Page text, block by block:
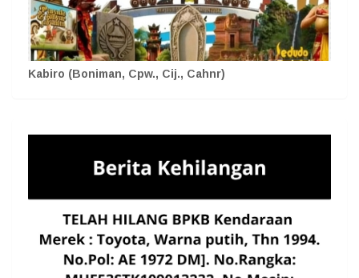
Kabiro (Boniman, Cpw., Cij., Cahnr)